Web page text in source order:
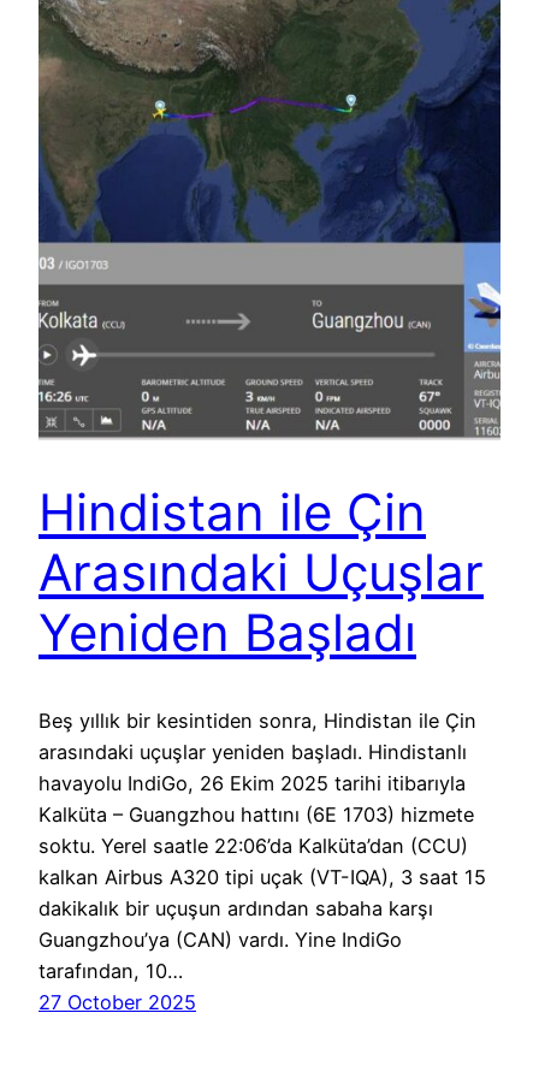
Hindistan ile Çin
Arasındaki Uçuşlar
Yeniden Başladı
Beş yıllık bir kesintiden sonra, Hindistan ile Çin
arasındaki uçuşlar yeniden başladı. Hindistanlı
havayolu IndiGo, 26 Ekim 2025 tarihi itibarıyla
Kalküta – Guangzhou hattını (6E 1703) hizmete
soktu. Yerel saatle 22:06’da Kalküta’dan (CCU)
kalkan Airbus A320 tipi uçak (VT-IQA), 3 saat 15
dakikalık bir uçuşun ardından sabaha karşı
Guangzhou’ya (CAN) vardı. Yine IndiGo
tarafından, 10…
27 October 2025